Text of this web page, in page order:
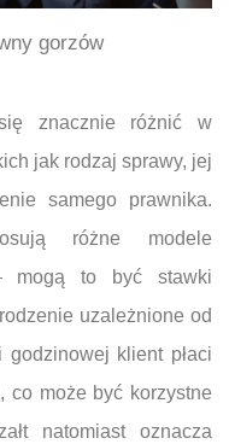
gorzów
znacznie różnić w
jak rodzaj sprawy, jej
samego prawnika.
różne modele
mogą to być stawki
uzależnione od
klient płaci
co może być korzystne
natomiast oznacza